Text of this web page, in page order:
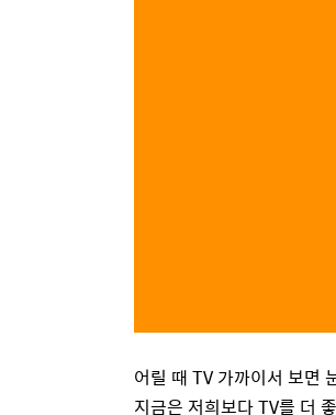
어릴 때 TV 가까이서 보면
지금은 저희보다 TV를 더